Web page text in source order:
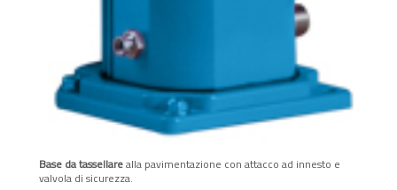
Base da tassellarealla pavimentazione con attacco ad innesto e
valvola di sicurezza.